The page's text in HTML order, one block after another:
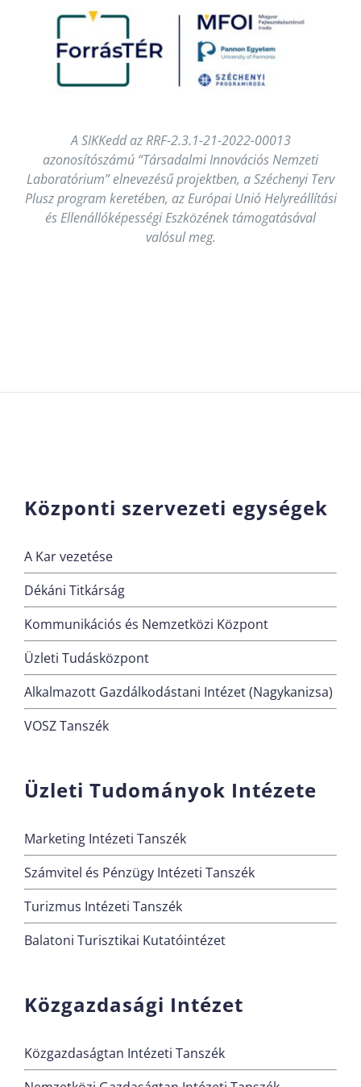
A SIKKedd az RRF-2.3.1-21-2022-00013
azonosítószámú “Társadalmi Innovációs Nemzeti
Laboratórium” elnevezésű projektben, a Széchenyi Terv
Plusz program keretében, az Európai Unió Helyreállítási
és Ellenállóképességi Eszközének támogatásával
valósul meg.
Központi szervezeti egységek
A Kar vezetése
Dékáni Titkárság
Kommunikációs és Nemzetközi Központ
Üzleti Tudásközpont
Alkalmazott Gazdálkodástani Intézet (Nagykanizsa)
VOSZ Tanszék
Üzleti Tudományok Intézete
Marketing Intézeti Tanszék
Számvitel és Pénzügy Intézeti Tanszék
Turizmus Intézeti Tanszék
Balatoni Turisztikai Kutatóintézet
Közgazdasági Intézet
Közgazdaságtan Intézeti Tanszék